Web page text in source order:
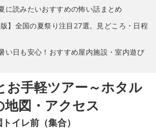
に読みたいおすすめの怖い話まとめ
版】全国の夏祭り注目27選。見どころ・日程
い日も安心！おすすめ屋内施設・室内遊び
お手軽ツアー～ホタル
地図・アクセス
イレ前（集合）